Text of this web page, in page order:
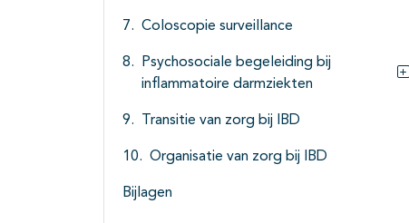
Coloscopie surveillance
Psychosociale begeleiding bij
inflammatoire darmziekten
Transitie van zorg bij IBD
Organisatie van zorg bij IBD
Bijlagen